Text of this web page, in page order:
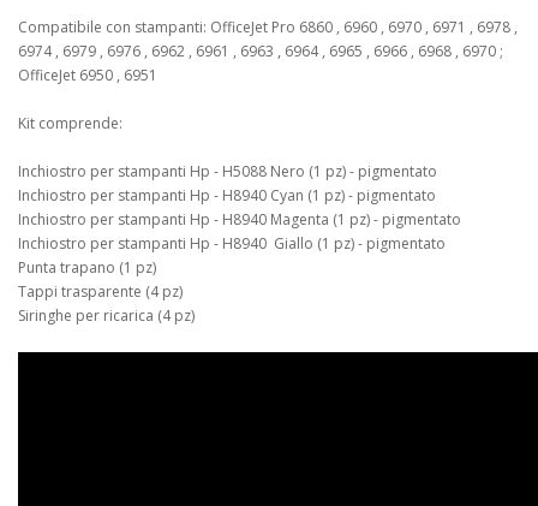
Compatibile con stampanti: OfficeJet Pro 6860 , 6960 , 6970 , 6971 , 6978 ,
6974 , 6979 , 6976 , 6962 , 6961 , 6963 , 6964 , 6965 , 6966 , 6968 , 6970 ;
OfficeJet 6950 , 6951
Kit comprende:
Inchiostro per stampanti Hp - H5088 Nero (1 pz) - pigmentato
Inchiostro per stampanti Hp - H8940 Cyan (1 pz) - pigmentato
Inchiostro per stampanti Hp - H8940 Magenta (1 pz) - pigmentato
Inchiostro per stampanti Hp - H8940 Giallo (1 pz) - pigmentato
Punta trapano (1 pz)
Tappi trasparente (4 pz)
Siringhe per ricarica (4 pz)